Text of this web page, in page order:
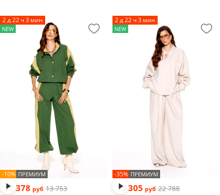
2 д 22 ч 3 мин
NEW
-10% ПРЕМИУМ
12 378 руб 13 753
2 д 22 ч 3 мин
NEW
-35% ПРЕМИУМ
15 305 руб 22 788